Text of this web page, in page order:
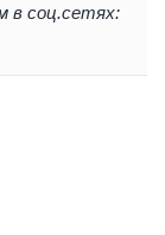
в соц.сетях: